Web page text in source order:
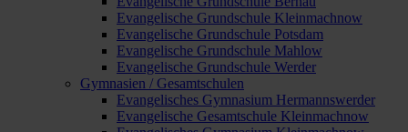
Evangelische Grundschule Kleinmachnow
Evangelische Grundschule Potsdam
Evangelische Grundschule Mahlow
Evangelische Grundschule Werder
Gymnasien / Gesamtschulen
Evangelisches Gymnasium Hermannswerder
Evangelische Gesamtschule Kleinmachnow